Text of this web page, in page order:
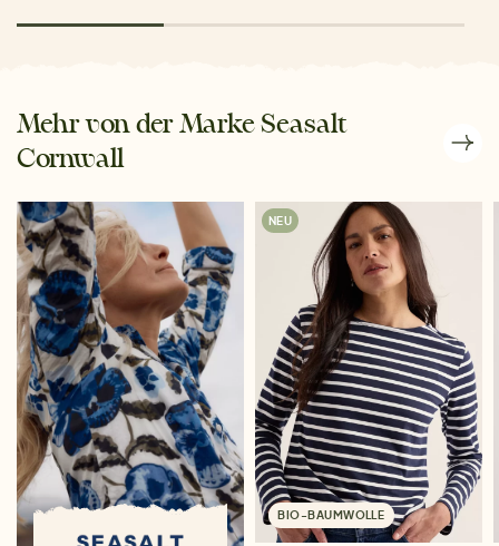
Mehr von der Marke Seasalt
Cornwall
NEU
BIO-BAUMWOLLE